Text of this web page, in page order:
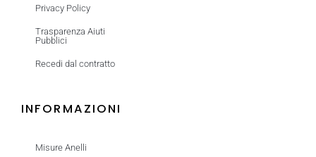
Privacy Policy
Trasparenza Aiuti
Pubblici
Recedi dal contratto
INFORMAZIONI
Misure Anelli